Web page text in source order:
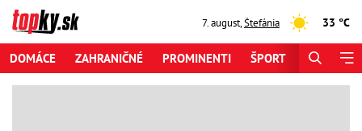
7. august,Štefánia 33 °C
DOMÁCE ZAHRANIČNÉ PROMINENTI ŠPORT